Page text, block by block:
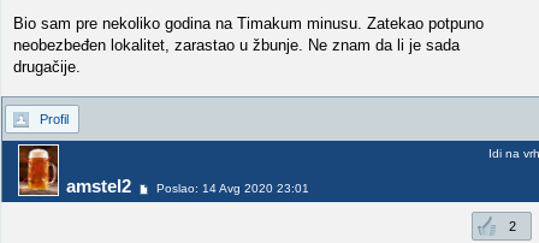
Bio sam pre nekoliko godina na Timakum minusu. Zatekao potpuno
neobezbeđen lokalitet, zarastao u žbunje. Ne znam da li je sada
drugačije.
Profil
amstel2 Poslao: 14 Avg 2020 23:01
Idi na vrh
2